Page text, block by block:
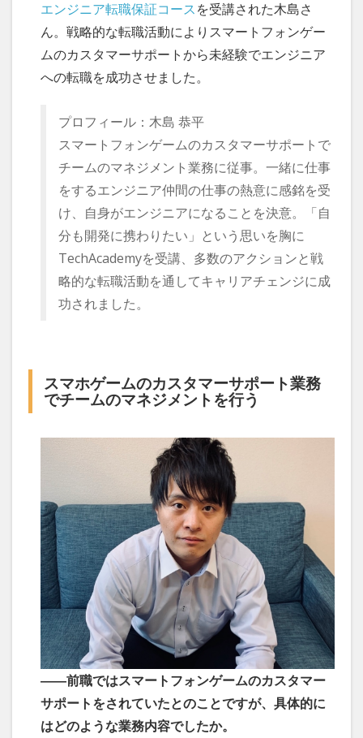
エンジニア転職保証コースを受講された木島さ
ん。戦略的な転職活動によりスマートフォンゲー
ムのカスタマーサポートから未経験でエンジニア
への転職を成功させました。
プロフィール：木島 恭平
スマートフォンゲームのカスタマーサポートで
チームのマネジメント業務に従事。一緒に仕事
をするエンジニア仲間の仕事の熱意に感銘を受
け、自身がエンジニアになることを決意。「自
分も開発に携わりたい」という思いを胸に
TechAcademyを受講、多数のアクションと戦
略的な転職活動を通してキャリアチェンジに成
功されました。
スマホゲームのカスタマーサポート業務
でチームのマネジメントを行う
――前職ではスマートフォンゲームのカスタマー
サポートをされていたとのことですが、具体的に
はどのような業務内容でしたか。